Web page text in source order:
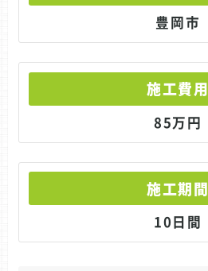
豊岡市
施工費用
85万円
施工期間
10日間